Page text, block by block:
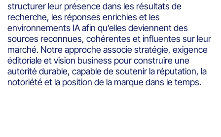
structurer leur présence dans les résultats de
recherche, les réponses enrichies et les
environnements IA afin qu’elles deviennent des
sources reconnues, cohérentes et influentes sur leur
marché. Notre approche associe stratégie, exigence
éditoriale et vision business pour construire une
autorité durable, capable de soutenir la réputation, la
notoriété et la position de la marque dans le temps.